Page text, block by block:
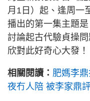
月1日）起、逢周一
播出的第一集主題
討論起古代驗貞操
欣對此好奇心大發！
相關閱讀： 肥媽李
夜冇人陪 被李家鼎